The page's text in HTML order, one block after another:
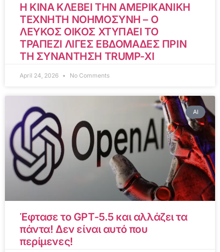
Η ΚΙΝΑ ΚΛΕΒΕΙ ΤΗΝ ΑΜΕΡΙΚΑΝΙΚΗ
ΤΕΧΝΗΤΗ ΝΟΗΜΟΣΥΝΗ – Ο
ΛΕΥΚΟΣ ΟΙΚΟΣ ΧΤΥΠΑΕΙ ΤΟ
ΤΡΑΠΕΖΙ ΛΙΓΕΣ ΕΒΔΟΜΑΔΕΣ ΠΡΙΝ
ΤΗ ΣΥΝΑΝΤΗΣΗ TRUMP-XI
April 24, 2026 No Comments
AI
Έφτασε το GPT-5.5 και αλλάζει τα
πάντα! Δεν είναι αυτό που
περίμενες!